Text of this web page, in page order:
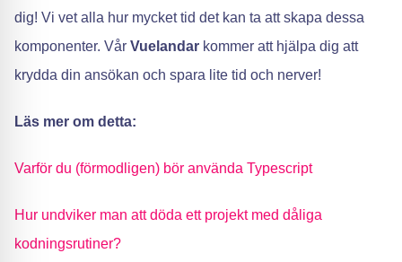
dig! Vi vet alla hur mycket tid det kan ta att skapa dessa
komponenter. Vår Vuelandar kommer att hjälpa dig att
krydda din ansökan och spara lite tid och nerver!
Läs mer om detta:
Varför du (förmodligen) bör använda Typescript
Hur undviker man att döda ett projekt med dåliga
kodningsrutiner?